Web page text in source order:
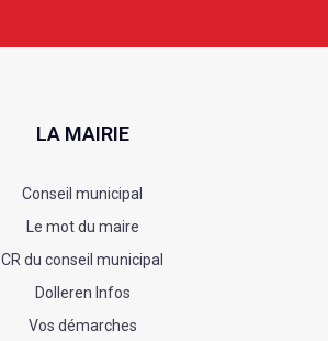
LA MAIRIE
Conseil municipal
Le mot du maire
CR du conseil municipal
Dolleren Infos
Vos démarches